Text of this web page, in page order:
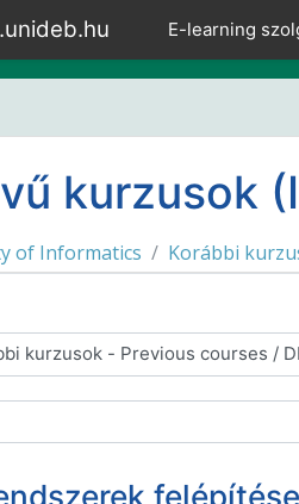
E-learning
kurzusok
of Informatics Korábbi